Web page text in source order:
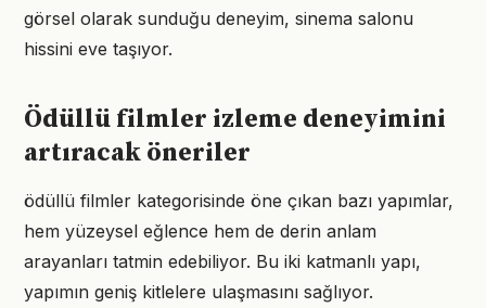
görsel olarak sunduğu deneyim, sinema salonu
hissini eve taşıyor.
Ödüllü filmler izleme deneyimini
artıracak öneriler
ödüllü filmler kategorisinde öne çıkan bazı yapımlar,
hem yüzeysel eğlence hem de derin anlam
arayanları tatmin edebiliyor. Bu iki katmanlı yapı,
yapımın geniş kitlelere ulaşmasını sağlıyor.